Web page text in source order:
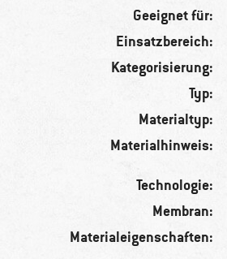
Geeignet für:
Einsatzbereich:
Kategorisierung:
Typ:
Materialtyp:
Materialhinweis:
Technologie:
Membran:
Materialeigenschaften: